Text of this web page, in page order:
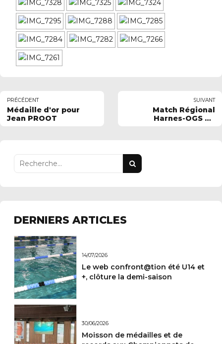
PRÉCÉDENT
Médaille d'or pour
Jean PROOT
SUIVANT
Match Régional
Harnes-OGS du
DERNIERS ARTICLES
14/07/2026
Le web confront@tion été U14 et
+, clôture la demi-saison
30/06/2026
Moisson de médailles et de